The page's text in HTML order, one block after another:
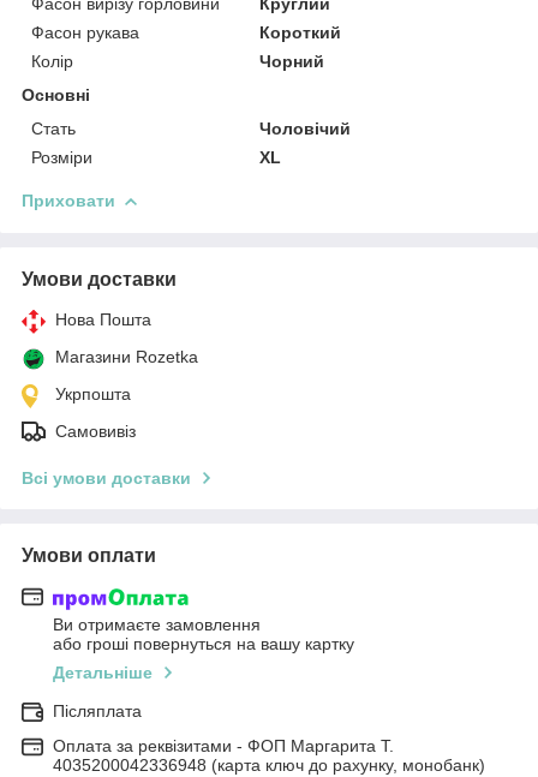
Фасон рукава
Короткий
Колір
Чорний
Основні
Стать
Чоловічий
Розміри
XL
Приховати
Умови доставки
Нова Пошта
Магазини Rozetka
Укрпошта
Самовивіз
Всі умови доставки
Умови оплати
Ви отримаєте замовлення
або гроші повернуться на вашу картку
Детальніше
Післяплата
Оплата за реквізитами - ФОП Маргарита Т.
4035200042336948 (карта ключ до рахунку, монобанк)